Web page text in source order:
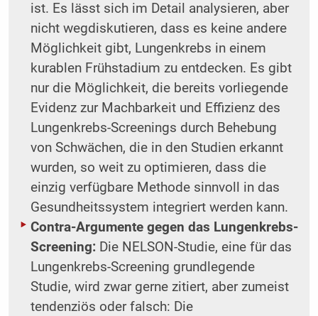
ist. Es lässt sich im Detail analysieren, aber
nicht wegdiskutieren, dass es keine andere
Möglichkeit gibt, Lungenkrebs in einem
kurablen Frühstadium zu entdecken. Es gibt
nur die Möglichkeit, die bereits vorliegende
Evidenz zur Machbarkeit und Effizienz des
Lungenkrebs-Screenings durch Behebung
von Schwächen, die in den Studien erkannt
wurden, so weit zu optimieren, dass die
einzig verfügbare Methode sinnvoll in das
Gesundheitssystem integriert werden kann.
Contra-Argumente gegen das Lungenkrebs-
Screening:Die NELSON-Studie, eine für das
Lungenkrebs-Screening grundlegende
Studie, wird zwar gerne zitiert, aber zumeist
tendenziös oder falsch: Die